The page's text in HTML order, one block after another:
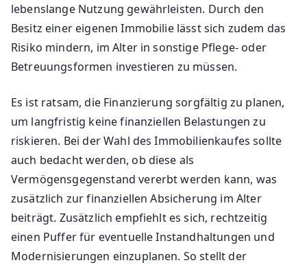
lebenslange Nutzung gewährleisten. Durch den
Besitz einer eigenen Immobilie lässt sich zudem das
Risiko mindern, im Alter in sonstige Pflege- oder
Betreuungsformen investieren zu müssen.
Es ist ratsam, die Finanzierung sorgfältig zu planen,
um langfristig keine finanziellen Belastungen zu
riskieren. Bei der Wahl des Immobilienkaufes sollte
auch bedacht werden, ob diese als
Vermögensgegenstand vererbt werden kann, was
zusätzlich zur finanziellen Absicherung im Alter
beiträgt. Zusätzlich empfiehlt es sich, rechtzeitig
einen Puffer für eventuelle Instandhaltungen und
Modernisierungen einzuplanen. So stellt der